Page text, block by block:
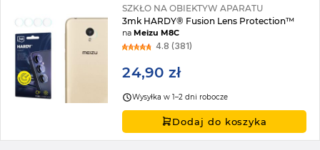
SZKŁO NA OBIEKTYW APARATU
3mk HARDY® Fusion Lens Protection™
naMeizu M8C
4.8 (381)
24,90 zł
Wysyłka w 1–2 dni robocze
Dodaj do koszyka